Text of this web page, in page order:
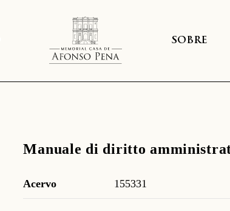
SOBRE
Manuale di diritto
Acervo 155331